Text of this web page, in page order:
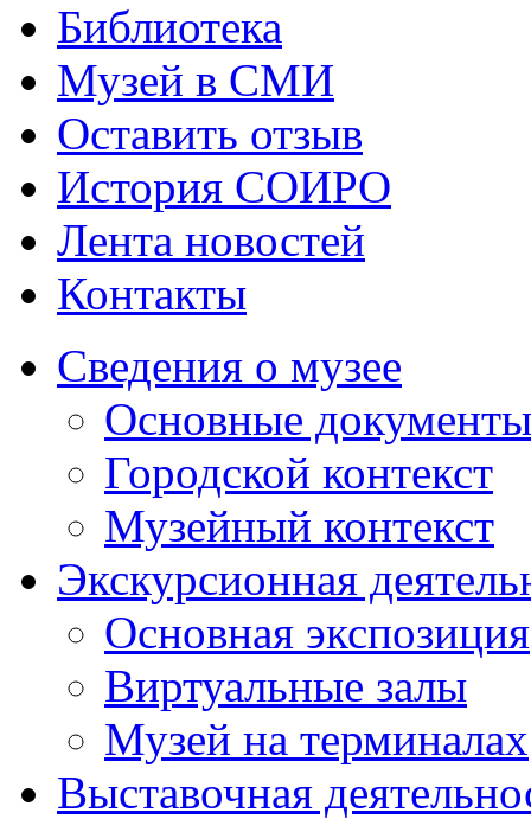
Библиотека
Музей в СМИ
Оставить отзыв
История СОИРО
Лента новостей
Контакты
Сведения о музее
Основные документы
Городской контекст
Музейный контекст
Экскурсионная
Основная экспозиция
Виртуальные залы
Музей на терминалах
Выставочная